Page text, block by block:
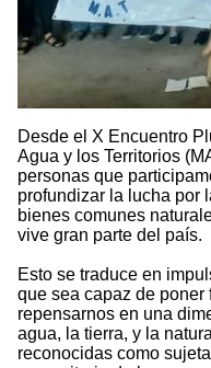
Desde el X Encuentro
Agua y los Territorios
personas que
profundizar la lucha por
bienes comunes
vive gran parte del país.
Esto se traduce en
que sea capaz de poner
repensarnos en una
agua, la tierra, y la
reconocidas como